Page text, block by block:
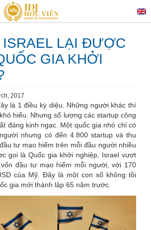
ISRAEL LẠI ĐƯỢC
GIA KHỞI
2017
là 1 điều kỳ diệu. Những người khác thì
hiểu. Nhưng số lượng các startup công
đáng kinh ngạc. Một quốc gia nhỏ chỉ có
nhưng có đến 4.800 startup và thu
tư mạo hiểm trên mỗi đầu người nhiều
gọi là Quốc gia khởi nghiệp, Israel vượt
đầu tư mạo hiểm mỗi người, với 170
của Mỹ. Đây là một con số không tồi
gia mới thành lập 65 năm trước.